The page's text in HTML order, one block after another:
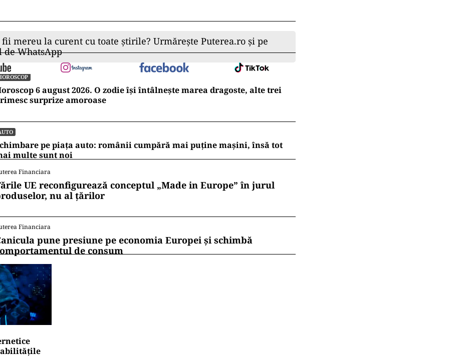
să te mulțumești cu „suficient de bun”.
de prețurile dinamice.
Obiceiurile tale de navigare alimentează
prețuri dinamice care măresc sau micșorează prețurile în timp
Black Friday tips recomandă ștergerea cookie-urilor, schimbarea
sau cumpărăturile în modul incognito pentru a evita majorările
nerăbdării tale. Retailerii nu sunt clarvăzători. Doar îți citesc
de Black Friday”.Platforma de depozite Raisin o spune direct: cei
cumpărători nu participă deloc la Black Friday. Economiile reale
hype-ului, stabilirea limitelor și amintirea că a câștiga la
tot o pierdere dacă nu aveai nevoie de acel lucru.
WhatsApp
surprize amoroase
pe piața auto: românii cumpără mai puține mașini, însă tot
multe sunt noi
Financiara